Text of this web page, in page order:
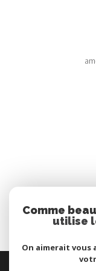
© 2026 |
Comme
utilise
On aimerait vous